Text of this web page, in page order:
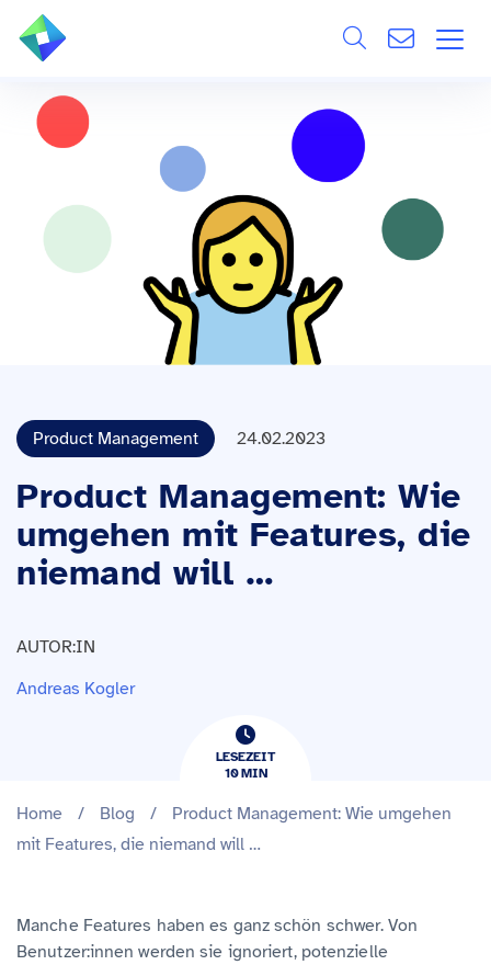
ÜBER UNS
BRANCHEN
WISSEN & EVENTS
Alle
Product Management 24.02.2023
Product Management: Wie
umgehen mit Features, die
niemand will …
AUTOR:IN
Andreas Kogler
LESEZEIT
10​​MIN
Home / Blog /
Product Management: Wie umgehen
mit Features, die niemand will …
Manche Features haben es ganz schön schwer. Von
Benutzer:innen werden sie ignoriert, potenzielle